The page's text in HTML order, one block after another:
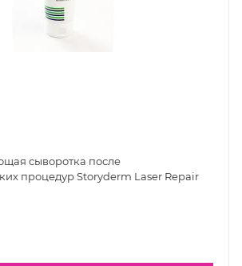
сыворотка после
процедур Storyderm Laser Repair